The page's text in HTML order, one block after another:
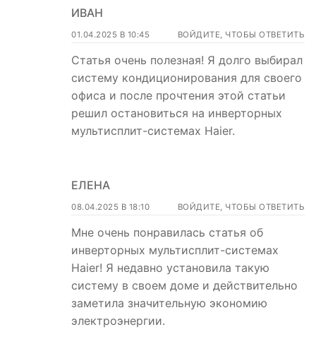
ИВАН
01.04.2025 В 10:45 ВОЙДИТЕ, ЧТОБЫ ОТВЕТИТЬ
Статья очень полезная! Я долго выбирал
систему кондиционирования для своего
офиса и после прочтения этой статьи
решил остановиться на инверторных
мультисплит-системах Haier.
ЕЛЕНА
08.04.2025 В 18:10 ВОЙДИТЕ, ЧТОБЫ ОТВЕТИТЬ
Мне очень понравилась статья об
инверторных мультисплит-системах
Haier! Я недавно установила такую
систему в своем доме и действительно
заметила значительную экономию
электроэнергии.